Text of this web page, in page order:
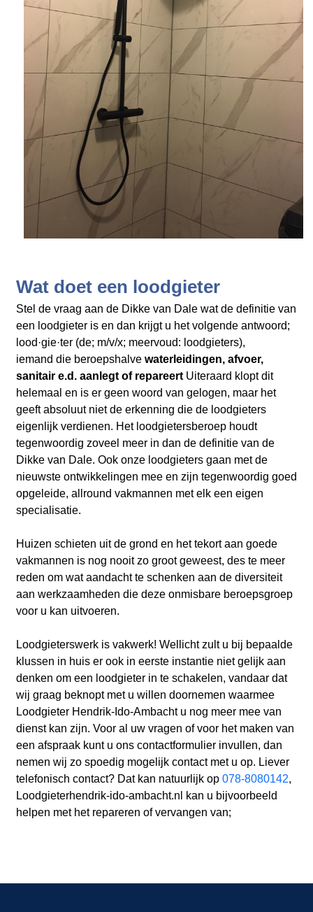
Wat doet een loodgieter
Stel de vraag aan de Dikke van Dale wat de definitie van
een loodgieter is en dan krijgt u het volgende antwoord;
lood·gie·ter (de; m/v/x; meervoud: loodgieters),
iemand die beroepshalve waterleidingen, afvoer,
sanitair e.d. aanlegt of repareertUiteraard klopt dit
helemaal en is er geen woord van gelogen, maar het
geeftabsoluut niet de erkenning die de loodgieters
eigenlijk verdienen. Het loodgietersberoep houdt
tegenwoordig zoveel meer in dan de definitie van de
Dikke van Dale. Ook onze loodgieters gaan met de
nieuwste ontwikkelingen mee en zijn tegenwoordig goed
opgeleide, allround vakmannen met elk een eigen
specialisatie.
Huizen schieten uit de grond en het tekort aan goede
vakmannen is nog nooit zo groot geweest, des te meer
reden om wat aandacht te schenken aan de diversiteit
aan werkzaamheden die deze onmisbare beroepsgroep
voor u kan uitvoeren.
Loodgieterswerk is vakwerk! Wellicht zult u bij bepaalde
klussen in huis er ook in eerste instantie niet gelijk aan
denken om een loodgieter in te schakelen, vandaar dat
wij graag beknopt met u willen doornemen waarmee
Loodgieter Hendrik-Ido-Ambacht u nog meer mee van
dienst kan zijn. Voor al uw vragen of voor het maken van
een afspraak kunt u ons contactformulier invullen, dan
nemen wij zo spoedig mogelijk contact met u op. Liever
telefonisch contact? Dat kan natuurlijk op 078-8080142,
Loodgieterhendrik-ido-ambacht.nl kan u bijvoorbeeld
helpen met het repareren of vervangen van;